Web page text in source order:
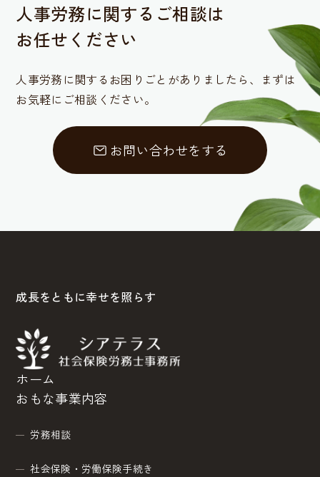
人事労務に関するご相談は
お任せください
人事労務に関するお困りごとがありましたら、 まずは
お気軽にご相談ください。
お問い合わせをする
成長をともに幸せを照らす
ホーム
おもな事業内容
労務相談
社会保険・労働保険手続き